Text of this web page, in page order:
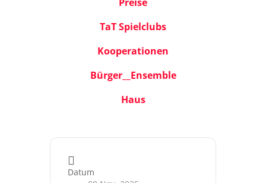
TaT Spielclubs
Kooperationen
Bürger__Ensemble
Haus
Datum